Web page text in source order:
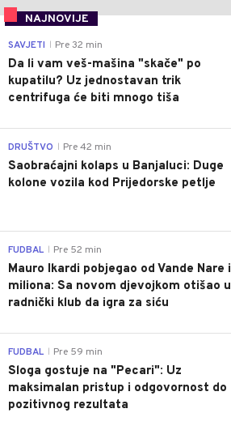
NAJNOVIJE
SAVJETI Pre 32 min
Da li vam veš-mašina "skače" po
kupatilu? Uz jednostavan trik
centrifuga će biti mnogo tiša
DRUŠTVO Pre 42 min
Saobraćajni kolaps u Banjaluci: Duge
kolone vozila kod Prijedorske petlje
FUDBAL Pre 52 min
Mauro Ikardi pobjegao od Vande Nare i
miliona: Sa novom djevojkom otišao u
radnički klub da igra za siću
FUDBAL Pre 59 min
Sloga gostuje na "Pecari": Uz
maksimalan pristup i odgovornost do
pozitivnog rezultata